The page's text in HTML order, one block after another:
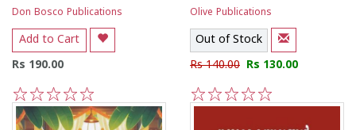
Don Bosco Publications
Add to Cart
Rs 190.00
5
4
3
2
1
Olive Publications
Out of Stock
Rs 140.00 Rs 130.00
5
4
3
2
1